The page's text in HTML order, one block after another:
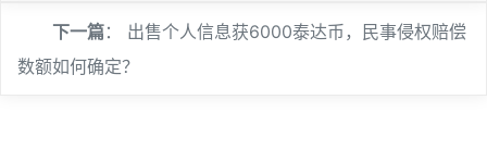
下一篇： 出售个人信息获6000泰达币，民事侵权赔偿
数额如何确定？